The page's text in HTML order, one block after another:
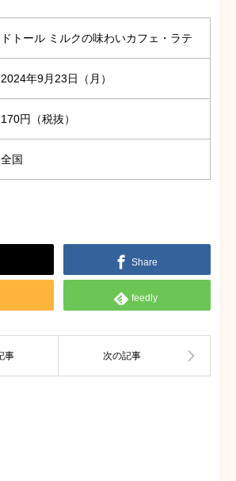
ドトール ミルクの味わいカフェ・ラテ
2024年9月23日（月）
170円（税抜）
全国
Share
feedly